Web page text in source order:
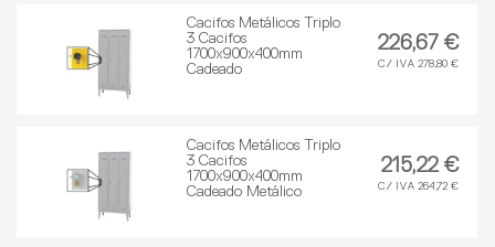
Cacifos Metálicos Triplo
3 Cacifos
1700x900x400mm
Cadeado
226,67 €
C/ IVA 278,80 €
Cacifos Metálicos Triplo
3 Cacifos
1700x900x400mm
Cadeado Metálico
215,22 €
C/ IVA 264,72 €